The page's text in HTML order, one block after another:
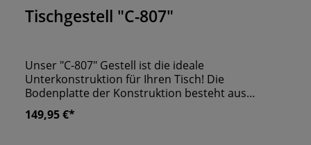
Tischgestell "C-807"
Unser "C-807" Gestell ist die ideale
Unterkonstruktion für Ihren Tisch! Die
Bodenplatte der Konstruktion besteht aus
Gusseisen und sorgt für einen stabilen Stand. Die
zwei Mittelsäulen aus Stahl tragen Tischplatten
149,95 €*